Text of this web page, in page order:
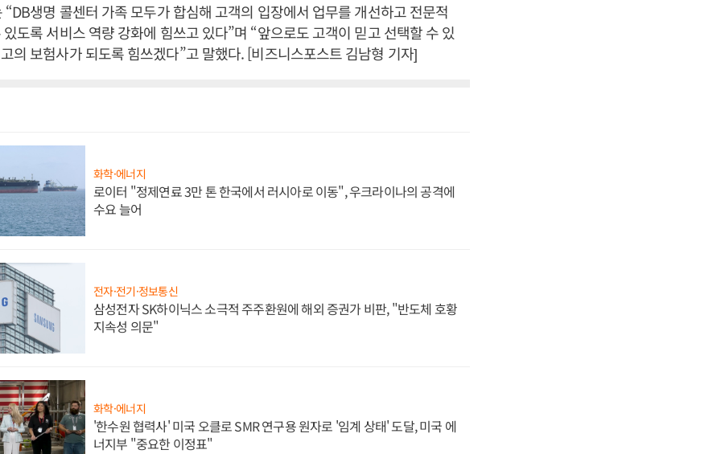
생명 콜센터 가족 모두가 합심해 고객의 입장에서 업무를 개선하고 전문적
도록 서비스 역량 강화에 힘쓰고 있다”며 “앞으로도 고객이 믿고 선택할 수 있
의 보험사가 되도록 힘쓰겠다”고 말했다. [비즈니스포스트 김남형 기자]
화학·에너지
로이터 "정제연료 3만 톤 한국에서 러시아로 이동", 우크라이나의 공격에
수요 늘어
전자·전기·정보통신
삼성전자 SK하이닉스 소극적 주주환원에 해외 증권가 비판, "반도체 호황
지속성 의문"
화학·에너지
'한수원 협력사' 미국 오클로 SMR 연구용 원자로 '임계 상태' 도달, 미국 에
너지부 "중요한 이정표"